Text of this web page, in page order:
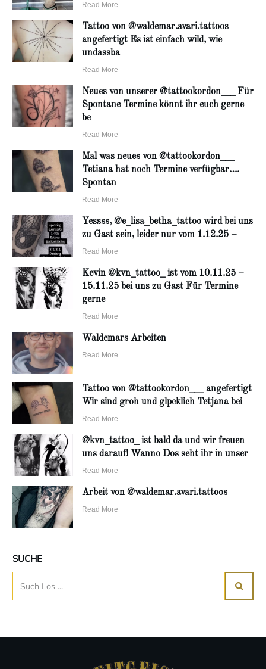
Read More
Tattoo von @waldemar.avari.tattoos
angefertigt Es ist einfach wild, wie
undassba
Read More
Neues von unserer @tattookordon___ Für
Spontane Termine könnt ihr euch gerne
be
Read More
Mal was neues von @tattookordon___
Tetiana hat noch Termine verfügbar….
Spontan
Read More
Yessss, @e_lisa_betha_tattoo wird bei uns
zu Gast sein, leider nur vom 1.12.25 –
Read More
Kevin @kvn_tattoo_ ist vom 10.11.25 –
15.11.25 bei uns zu Gast Für Termine
gerne
Read More
Waldemars Arbeiten
Read More
Tattoo von @tattookordon___ angefertigt
Wir sind groh und glpcklich Tetjana bei
Read More
@kvn_tattoo_ ist bald da und wir freuen
uns darauf! Wanno Dos seht ihr in unser
Read More
Arbeit von @waldemar.avari.tattoos
Read More
SUCHE